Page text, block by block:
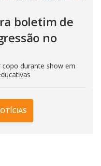
boletim de
no
durante show em